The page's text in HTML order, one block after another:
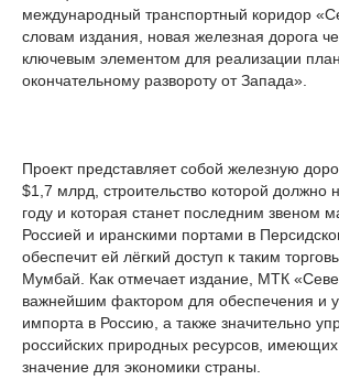
международный транспортный коридор
словам издания, новая железная дорога
ключевым элементом для реализации
окончательному развороту от Запада».
Проект представляет собой железную
$1,7 млрд, строительство которой должно
году и которая станет последним звеном
Россией и иранскими портами в
обеспечит ей лёгкий доступ к таким
Мумбай. Как отмечает издание, МТК
важнейшим фактором для обеспечения и
импорта в Россию, а также значительно
российских природных ресурсов,
значение для экономики страны.